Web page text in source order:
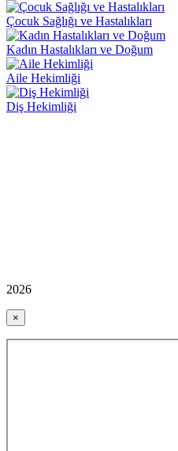
Çocuk Sağlığı ve Hastalıkları
Kadın Hastalıkları ve Doğum
Aile Hekimliği
Diş Hekimliği
2026
×